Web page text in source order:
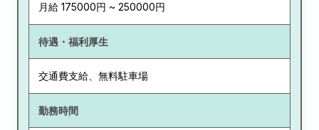
月給 175000円 ~ 250000円
待遇・福利厚生
交通費支給、無料駐車場
勤務時間